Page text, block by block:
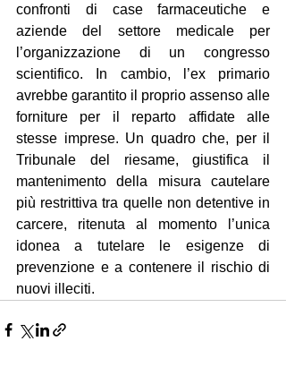
confronti di case farmaceutiche e
aziende del settore medicale per
l’organizzazione di un congresso
scientifico. In cambio, l’ex primario
avrebbe garantito il proprio assenso alle
forniture per il reparto affidate alle
stesse imprese. Un quadro che, per il
Tribunale del riesame, giustifica il
mantenimento della misura cautelare
più restrittiva tra quelle non detentive in
carcere, ritenuta al momento l’unica
idonea a tutelare le esigenze di
prevenzione e a contenere il rischio di
nuovi illeciti.